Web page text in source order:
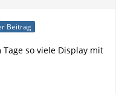
Beitrag
Tage so viele Display mit